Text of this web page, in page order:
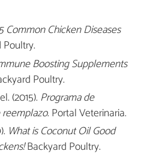
Common Chicken Diseases
Boosting Supplements
Poultry.
(2015). Programa de
. Portal Veterinaria.
What is Coconut Oil Good
Backyard Poultry.